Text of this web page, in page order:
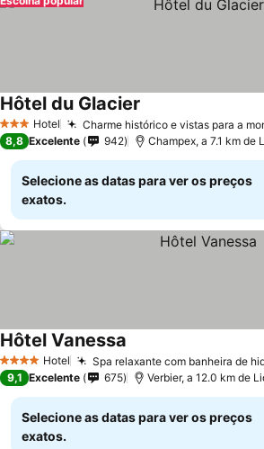
3 EstrelasHotel Charme histórico e vistas para a
Hôtel du Glacier
8,8 Excelente 942 Champex, a 7.1 km de
Selecione as datas para ver os preços
exatos.
4 EstrelasHotel Spa relaxante com banheira de
Hôtel Vanessa
9,1 Excelente 675 Verbier, a 12.0 km de
Selecione as datas para ver os preços
exatos.